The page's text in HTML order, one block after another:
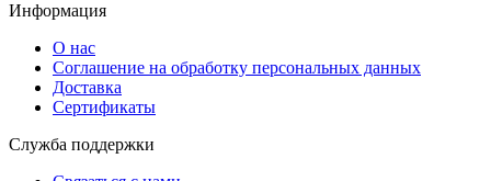
Информация
О нас
Соглашение на обработку персональных данных
Доставка
Сертификаты
Служба поддержки